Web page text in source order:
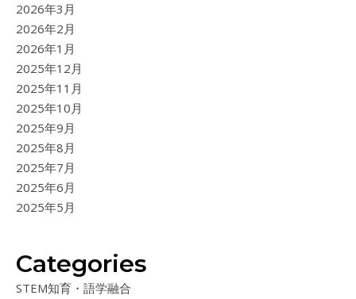
2026年3月
2026年2月
2026年1月
2025年12月
2025年11月
2025年10月
2025年9月
2025年8月
2025年7月
2025年6月
2025年5月
Categories
STEM知育・語学融合